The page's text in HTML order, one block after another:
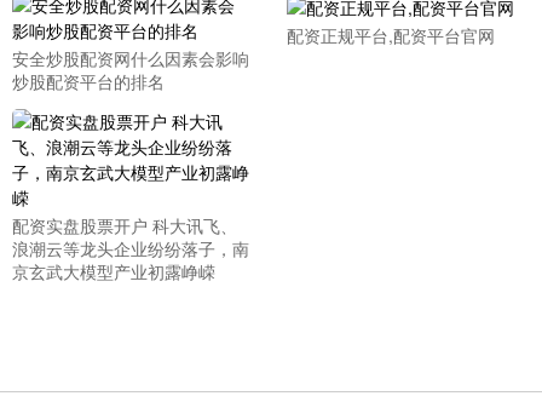
安全炒股配资网什么因素会影响
炒股配资平台的排名
配资正规平台,配资平台官网
配资实盘股票开户 科大讯飞、
浪潮云等龙头企业纷纷落子，南
京玄武大模型产业初露峥嵘